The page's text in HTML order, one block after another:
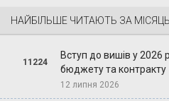
НАЙБІЛЬШЕ ЧИТАЮТЬ ЗА МІСЯЦЬ
11224
Вступ до вишів у 2026
бюджету та контракту
12 липня 2026